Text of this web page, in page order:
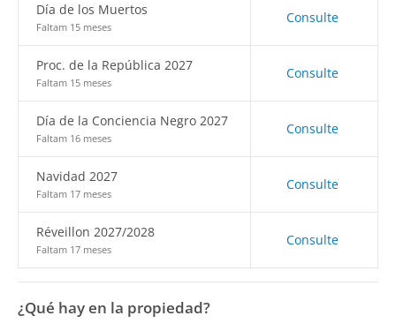
Día de los Muertos
Faltam 15 meses
Consulte
Proc. de la República 2027
Faltam 15 meses
Consulte
Día de la Conciencia Negro 2027
Faltam 16 meses
Consulte
Navidad 2027
Faltam 17 meses
Consulte
Réveillon 2027/2028
Faltam 17 meses
Consulte
¿Qué hay en la propiedad?